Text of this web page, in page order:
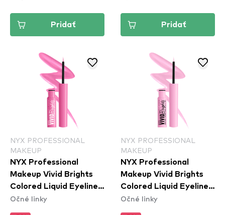
Pridať Pridať
NYX PROFESSIONAL
MAKEUP
NYX Professional
Makeup Vivid Brights
Colored Liquid Eyeliner
- Don't Pink Twice
Očné linky
NYX PROFESSIONAL
MAKEUP
NYX Professional
Makeup Vivid Brights
Colored Liquid Eyeliner
- Sneaky Pink (VBLL09)
Očné linky